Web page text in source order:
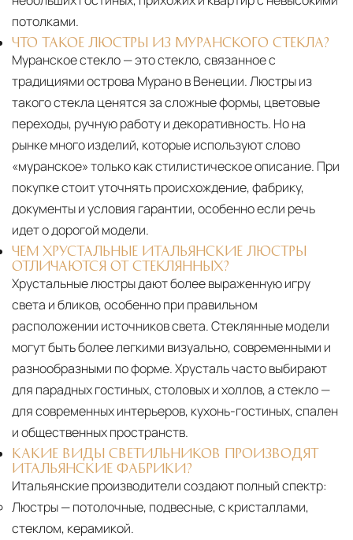
потолками.
ЧТО ТАКОЕ ЛЮСТРЫ ИЗ МУРАНСКОГО СТЕКЛА?
Муранское стекло — это стекло, связанное с
традициями острова Мурано в Венеции. Люстры из
такого стекла ценятся за сложные формы, цветовые
переходы, ручную работу и декоративность. Но на
рынке много изделий, которые используют слово
«муранское» только как стилистическое описание. При
покупке стоит уточнять происхождение, фабрику,
документы и условия гарантии, особенно если речь
идет о дорогой модели.
ЧЕМ ХРУСТАЛЬНЫЕ ИТАЛЬЯНСКИЕ ЛЮСТРЫ
ОТЛИЧАЮТСЯ ОТ СТЕКЛЯННЫХ?
Хрустальные люстры дают более выраженную игру
света и бликов, особенно при правильном
расположении источников света. Стеклянные модели
могут быть более легкими визуально, современными и
разнообразными по форме. Хрусталь часто выбирают
для парадных гостиных, столовых и холлов, а стекло —
для современных интерьеров, кухонь-гостиных, спален
и общественных пространств.
КАКИЕ ВИДЫ СВЕТИЛЬНИКОВ ПРОИЗВОДЯТ
ИТАЛЬЯНСКИЕ ФАБРИКИ?
Итальянские производители создают полный спектр:
Люстры— потолочные, подвесные, с кристаллами,
стеклом, керамикой.